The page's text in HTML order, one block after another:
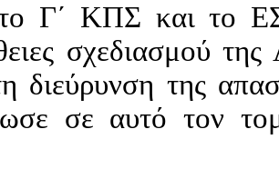
Γ΄ ΚΠΣ και το
σχεδιασμού
διεύρυνση της
σε αυτό τον